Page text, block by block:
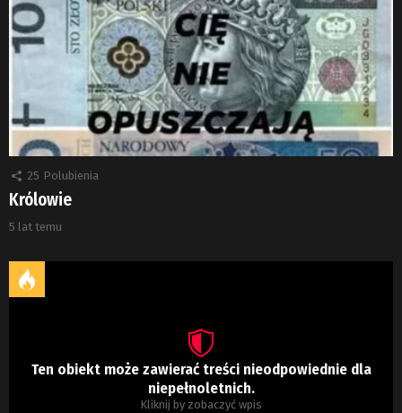
25 Polubienia
Królowie
5 lat temu
Ten obiekt może zawierać treści nieodpowiednie dla
niepełnoletnich.
Kliknij by zobaczyć wpis